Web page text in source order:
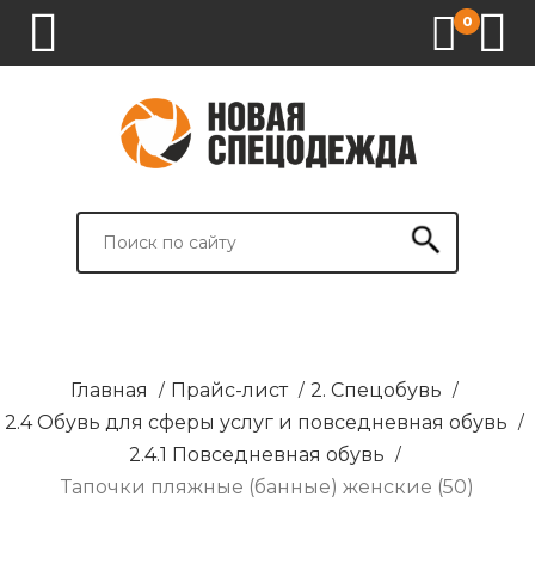
0
СПЕЦОДЕЖДА
СПЕЦОБУВЬ
СРЕДСТВА
ВСПОМОГАТЕЛЬНЫЕ
БРЕНДИРОВАНИЕ
Главная / Прайс-лист / 2. Спецобувь /
2.4 Обувь для сферы услуг и повседневная обувь /
2.4.1 Повседневная обувь /
Тапочки пляжные (банные) женские (50)